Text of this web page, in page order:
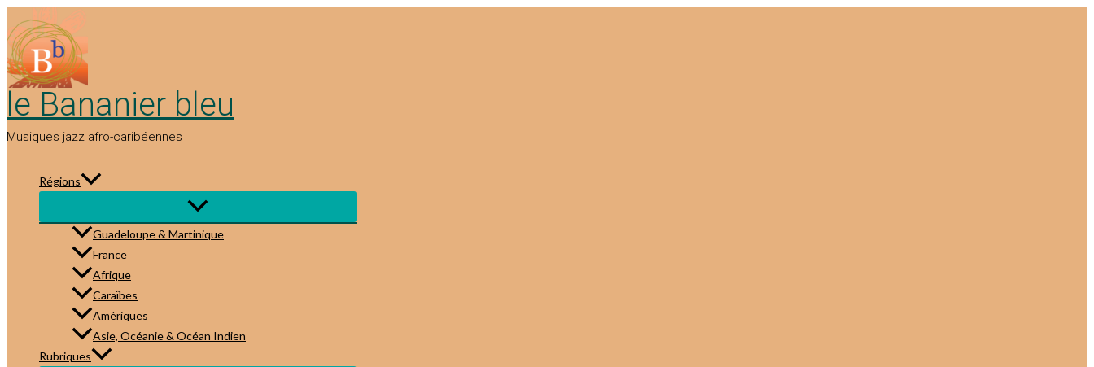
au
contenu
le Bananier bleu
Musiques jazz afro-caribéennes
Régions
Guadeloupe & Martinique
France
Afrique
Caraïbes
Amériques
Asie, Océanie & Océan Indien
Rubriques